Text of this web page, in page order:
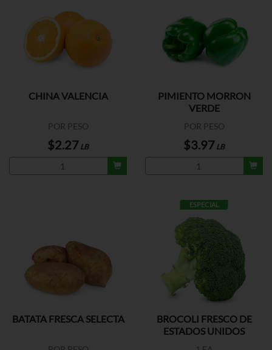
CHINA VALENCIA
POR PESO
$2.27 LB
PIMIENTO MORRON
VERDE
POR PESO
$3.97 LB
BATATA FRESCA SELECTA
ESPECIAL
BROCOLI FRESCO DE
ESTADOS UNIDOS